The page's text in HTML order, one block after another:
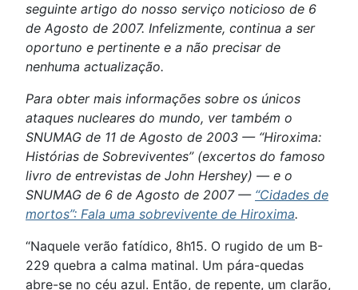
seguinte artigo do nosso serviço noticioso de 6
de Agosto de 2007. Infelizmente, continua a ser
oportuno e pertinente e a não precisar de
nenhuma actualização.
Para obter mais informações sobre os únicos
ataques nucleares do mundo, ver também o
SNUMAG de 11 de Agosto de 2003 — “Hiroxima:
Histórias de Sobreviventes” (excertos do famoso
livro de entrevistas de John Hershey) — e o
SNUMAG de 6 de Agosto de 2007 — “Cidades de
mortos”: Fala uma sobrevivente de Hiroxima.
“Naquele verão fatídico, 8h15. O rugido de um B-
229 quebra a calma matinal. Um pára-quedas
abre-se no céu azul. Então, de repente, um clarão,